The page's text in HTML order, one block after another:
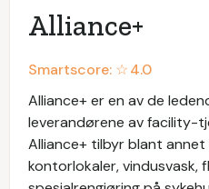
Alliance+
Smartscore: ☆4.0
Alliance+ er en av de
leverandørene av facility-
Alliance+ tilbyr blant annet
kontorlokaler, vindusvask,